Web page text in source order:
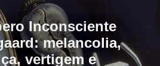
Inconsciente
melancolia,
vertigem e